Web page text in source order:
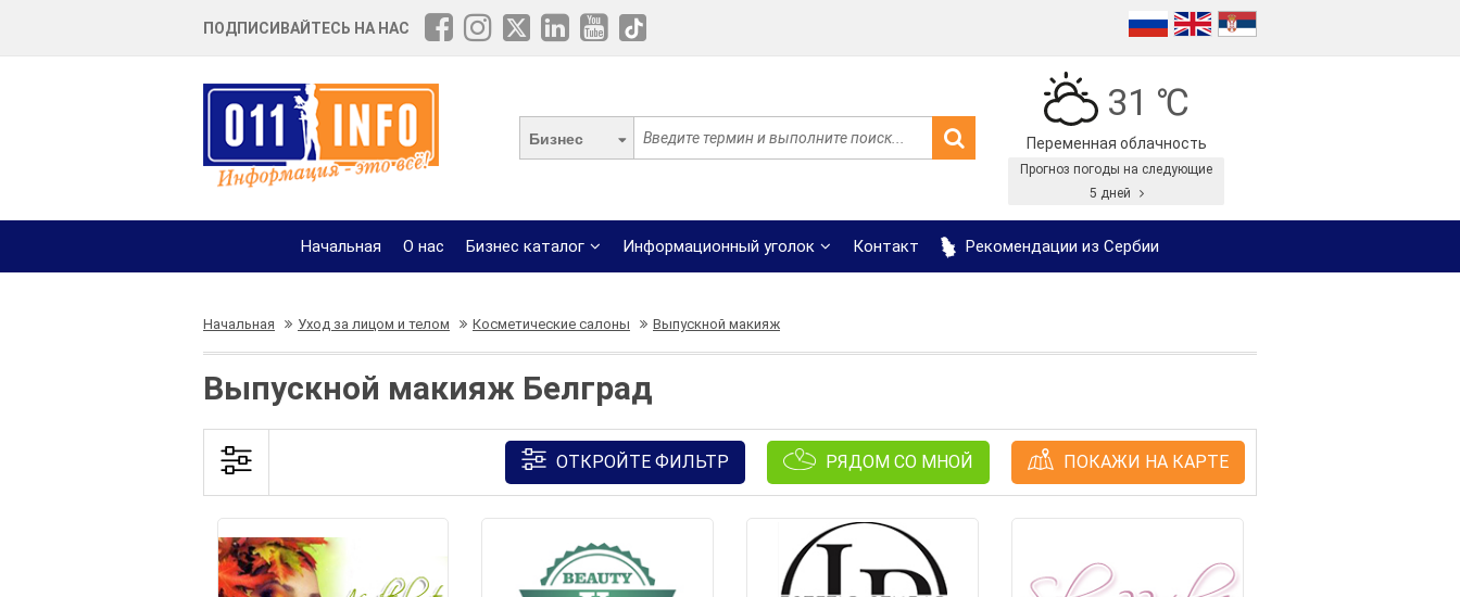
ПОДПИСИВАЙТЕСЬ НА НАС
Бизнес
31 ℃
Переменная облачность
Прогноз погоды на следующие
5 дней
Начальная О нас Бизнес каталог Информационный уголок Контакт Рекомендации из Сербии
Начальная Уход за лицом и телом Косметические салоны Выпускной макияж
Выпускной макияж Белград
ОТКРОЙТЕ ФИЛЬТР РЯДОМ СО МНОЙ ПОКАЖИ НА КАРТЕ